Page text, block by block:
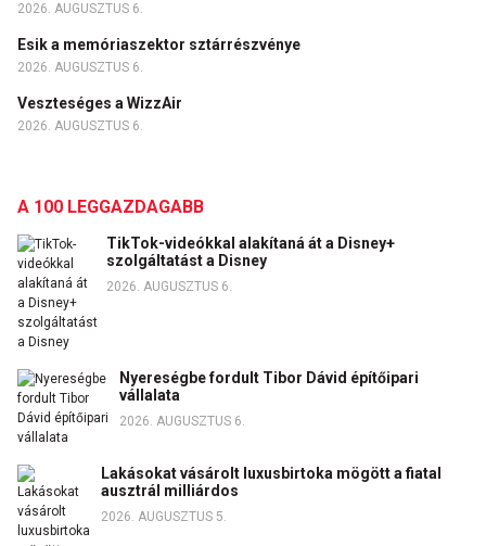
2026. AUGUSZTUS 6.
Esik a memóriaszektor sztárrészvénye
2026. AUGUSZTUS 6.
Veszteséges a WizzAir
2026. AUGUSZTUS 6.
A 100 LEGGAZDAGABB
TikTok-videókkal alakítaná át a Disney+
szolgáltatást a Disney
2026. AUGUSZTUS 6.
Nyereségbe fordult Tibor Dávid építőipari
vállalata
2026. AUGUSZTUS 6.
Lakásokat vásárolt luxusbirtoka mögött a fiatal
ausztrál milliárdos
2026. AUGUSZTUS 5.